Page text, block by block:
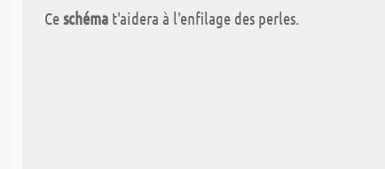
Ceschéma t'aidera à l'enfilage des perles.